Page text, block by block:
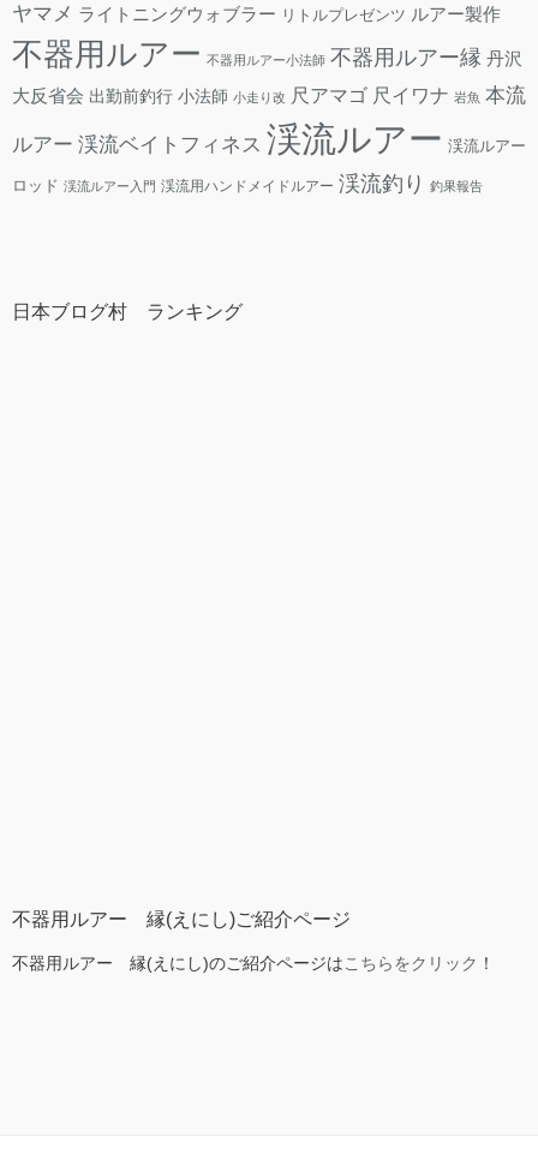
ヤマメ ライトニングウォブラー リトルプレゼンツ ルアー製作
不器用ルアー 不器用ルアー小法師 不器用ルアー縁 丹沢
大反省会 出勤前釣行 小法師 小走り改 尺アマゴ 尺イワナ 岩魚 本流
ルアー 渓流ベイトフィネス 渓流ルアー 渓流ルアー
ロッド 渓流ルアー入門 渓流用ハンドメイドルアー 渓流釣り 釣果報告
日本ブログ村 ランキング
不器用ルアー 縁(えにし)ご紹介ページ
不器用ルアー 縁(えにし)のご紹介ページはこちらをクリック ！